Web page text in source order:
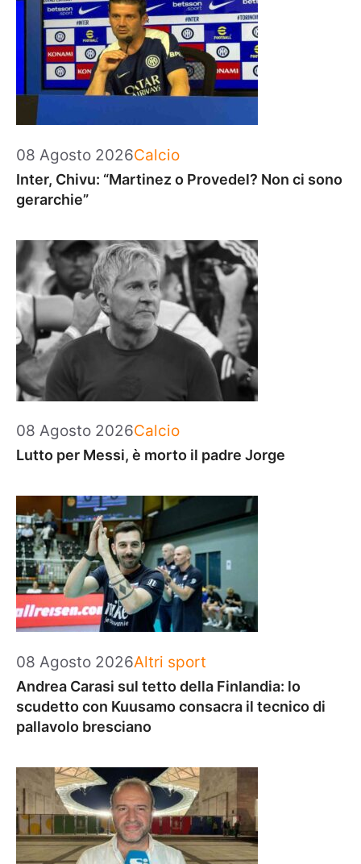
08 Agosto 2026Categorie
Calcio
Inter, Chivu: “Martinez o Provedel? Non ci sono
gerarchie”
08 Agosto 2026Categorie
Calcio
Lutto per Messi, è morto il padre Jorge
08 Agosto 2026Categorie
Altri sport
Andrea Carasi sul tetto della Finlandia: lo
scudetto con Kuusamo consacra il tecnico di
pallavolo bresciano